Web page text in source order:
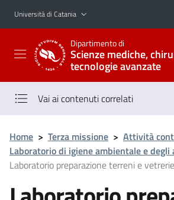
Vai al contenuto principale
Vai al menu di navigazione
Università di Catania
Dipartimento di
Scienze mediche,
tecnologie avanzate
Vai ai contenuti correlati
Home > Terza missione > Attività
Laboratorio di igiene ambientale e degli
Laboratorio preparazione terreni e